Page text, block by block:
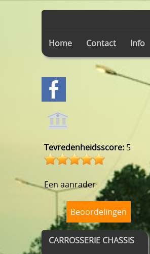
Home Contact Info
Tevredenheidsscore: 5
Een aanrader
Beoordelingen
CARROSSERIE CHASSIS